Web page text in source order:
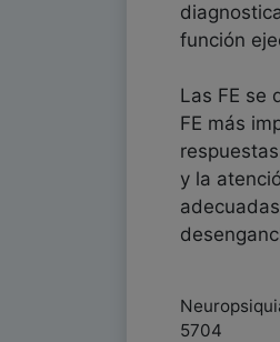
función
Las FE se
FE más
y la
5704